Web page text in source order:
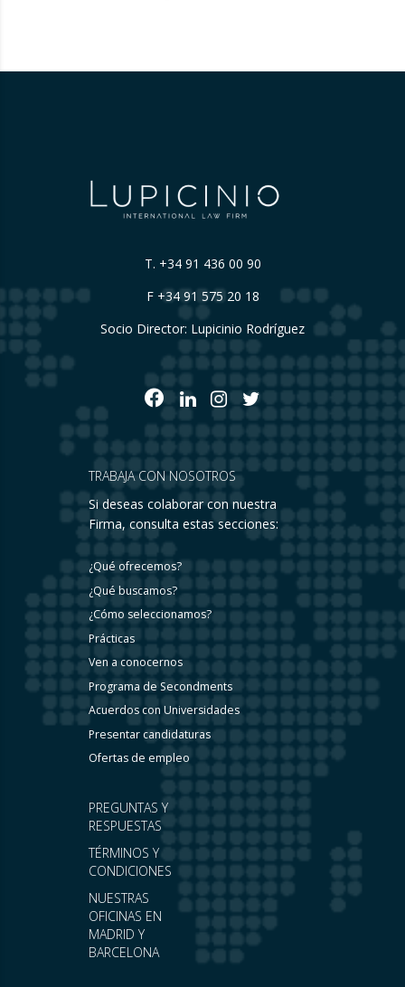
T. +34 91 436 00 90
F +34 91 575 20 18
Socio Director: Lupicinio Rodríguez
PREGUNTAS Y
RESPUESTAS
TÉRMINOS Y
CONDICIONES
NUESTRAS
OFICINAS EN
MADRID Y
BARCELONA
TRABAJA CON NOSOTROS
Si deseas colaborar con nuestra
Firma, consulta estas secciones:
¿Qué ofrecemos?
¿Qué buscamos?
¿Cómo seleccionamos?
Prácticas
Ven a conocernos
Programa de Secondments
Acuerdos con Universidades
Presentar candidaturas
Ofertas de empleo